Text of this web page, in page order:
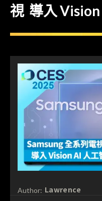
視 導入
Author: Lawrence